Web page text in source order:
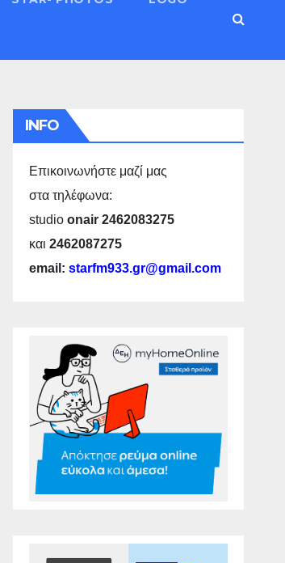
INFO
Επικοινωνήστε μαζί μας
στα τηλέφωνα:
studio onair 2462083275
και 2462087275
email: starfm933.gr@gmail.com